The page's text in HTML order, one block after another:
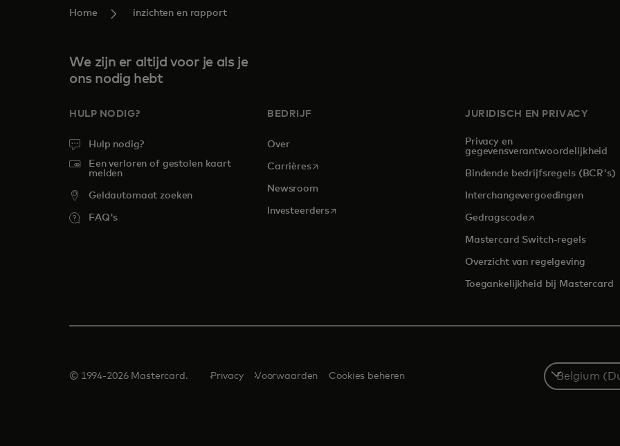
Home inzichten en rapport
We zijn er altijd voor je als je
ons nodig hebt
HULP NODIG?
Hulp nodig?
Een verloren of gestolen kaart
melden
Geldautomaat zoeken
FAQ's
BEDRIJF
Over
Carrièresopens in a new tab
Newsroom
Investeerdersopens in a new tab
JURIDISCH EN PRIVACY
Privacy en
gegevensverantwoordelijkheid
Bindende bedrijfsregels (BCR's)
Interchangevergoedingen
Gedragscodeopens in a new tab
Mastercard Switch-regels
Overzicht van regelgeving
Toegankelijkheid bij Mastercard
© 1994-2026 Mastercard. Privacy Voorwaarden Cookies beheren
Select
a
country